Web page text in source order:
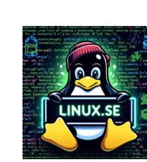
innehåll